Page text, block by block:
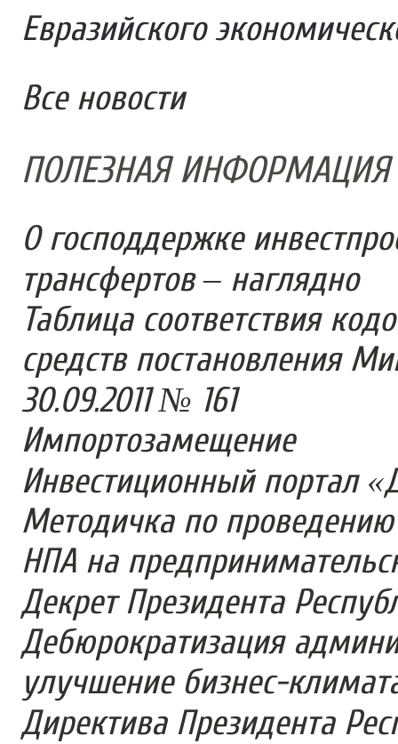
Евразийского
Все новости
ПОЛЕЗНАЯ ИНФОРМАЦИЯ
О господдержке
трансфертов – наглядно
Таблица соответствия
средств постановления
30.09.2011 № 161
Импортозамещение
Инвестиционный портал
Методичка по проведению
НПА на
Декрет Президента
Дебюрократизация
улучшение бизнес-
Директива Президента